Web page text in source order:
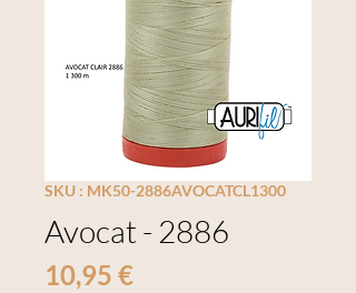
SKU : MK50-2886AVOCATCL1300
Avocat - 2886
10,95 €Prix